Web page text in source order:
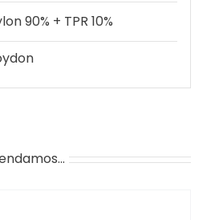
90% + TPR 10%